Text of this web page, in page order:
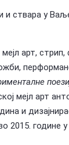
и ствара у
арт,
мејл арт
и
2015. године